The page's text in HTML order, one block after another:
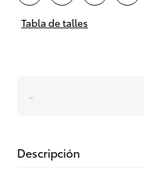
Tabla de talles
-
Descripción